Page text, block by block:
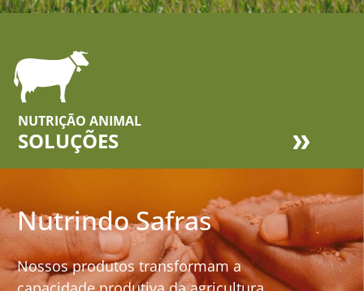
NUTRIÇÃO ANIMAL
SOLUÇÕES
Nutrindo Safras
Nossos produtos transformam a